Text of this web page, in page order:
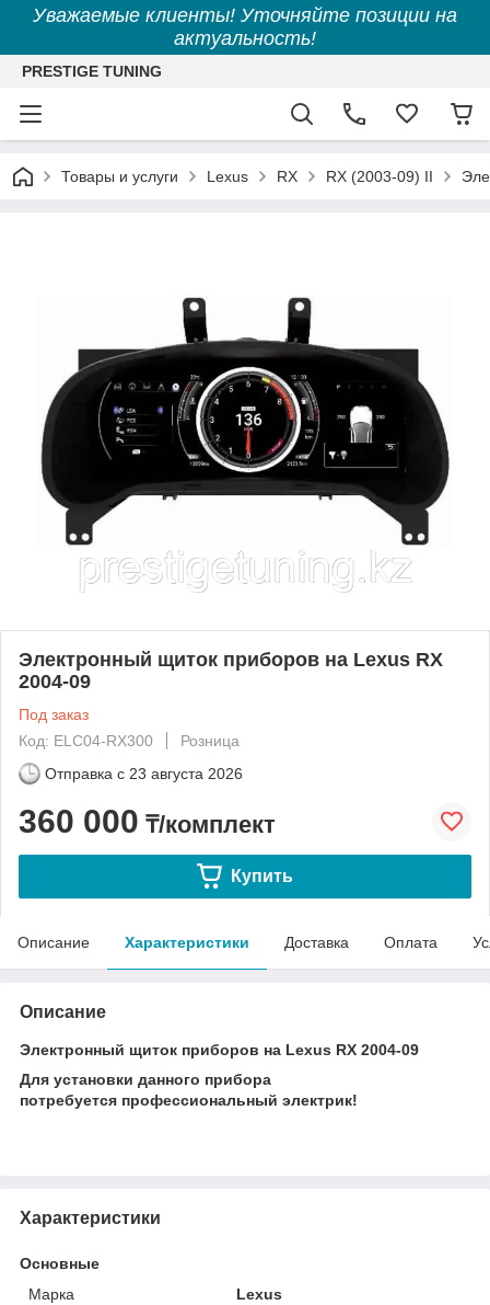
Уважаемые клиенты! Уточняйте позиции на
актуальность!
PRESTIGE TUNING
Товары и услуги Lexus RX RX (2003-09) II
Электронный щиток приборов на Lexus RX
2004-09
Под заказ
Код: ELC04-RX300
Розница
Отправка с 23 августа 2026
360 000 ₸/комплект
Купить
Описание Характеристики Доставка Оплата
Описание
Электронный щиток приборов на Lexus RX 2004-09
Для установки данного прибора
потребуется профессиональный электрик!
Характеристики
Основные
Марка
Lexus